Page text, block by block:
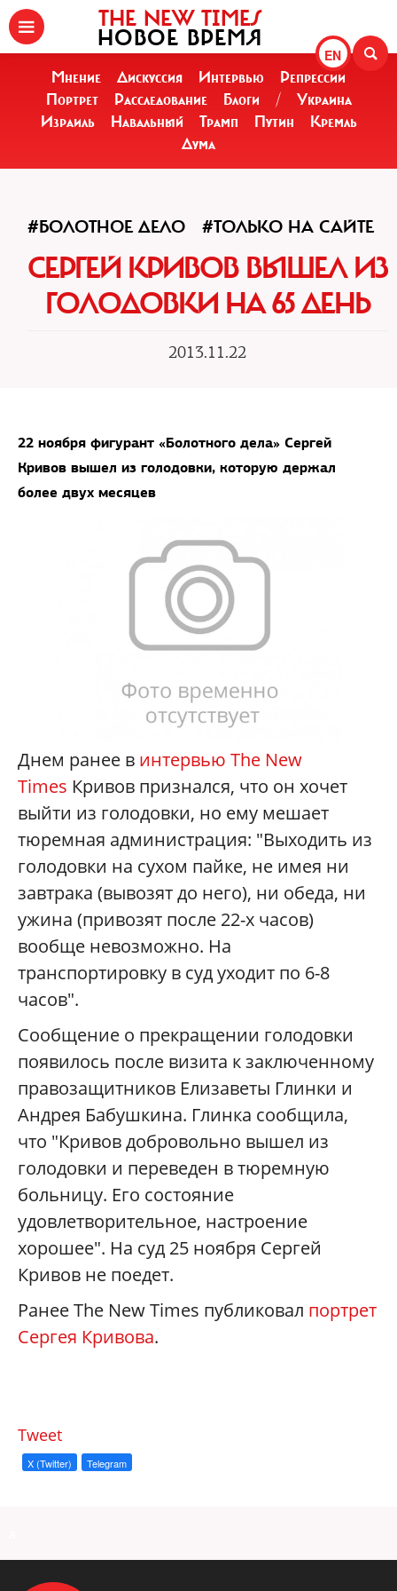
EN
THE NEW TIMES
НОВОЕ ВРЕМЯ
Мнение Дискуссия Интервью
Репрессии
Портрет
Расследование Блоги /
Украина
Израиль
Навальный Трамп Путин
Кремль
Дума
#БОЛОТНОЕ ДЕЛО #ТОЛЬКО НА САЙТЕ
СЕРГЕЙ КРИВОВ ВЫШЕЛ ИЗ
ГОЛОДОВКИ НА 65 ДЕНЬ
2013.11.22
22 ноября фигурант «Болотного дела» Сергей
Кривов вышел из голодовки, которую держал
более двух месяцев
Днем ранее в интервью The New
Times Кривов признался, что он хочет
выйти из голодовки, но ему мешает
тюремная администрация: "Выходить из
голодовки на сухом пайке, не имея ни
завтрака (вывозят до него), ни обеда, ни
ужина (привозят после 22-х часов)
вообще невозможно. На
транспортировку в суд уходит по 6-8
часов".
Сообщение о прекращении голодовки
появилось после визита к заключенному
правозащитников Елизаветы Глинки и
Андрея Бабушкина. Глинка сообщила,
что "Кривов добровольно вышел из
голодовки и переведен в тюремную
больницу. Его состояние
удовлетворительное, настроение
хорошее". На суд 25 ноября Сергей
Кривов не поедет.
Ранее The New Times публиковал портрет
Сергея Кривова.
Tweet
X (Twitter) Telegram